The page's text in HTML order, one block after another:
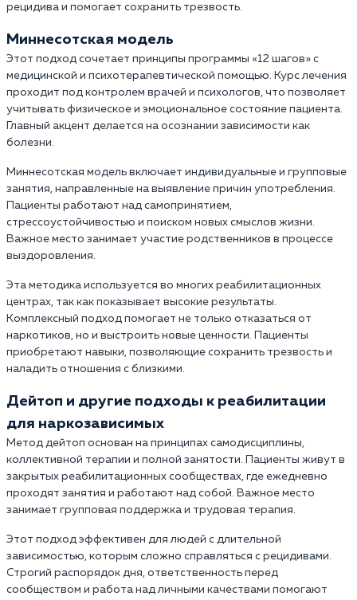
рецидива и помогает сохранить трезвость.
Миннесотская модель
Этот подход сочетает принципы программы «12 шагов» с
медицинской и психотерапевтической помощью. Курс лечения
проходит под контролем врачей и психологов, что позволяет
учитывать физическое и эмоциональное состояние пациента.
Главный акцент делается на осознании зависимости как
болезни.
Миннесотская модель включает индивидуальные и групповые
занятия, направленные на выявление причин употребления.
Пациенты работают над самопринятием,
стрессоустойчивостью и поиском новых смыслов жизни.
Важное место занимает участие родственников в процессе
выздоровления.
Эта методика используется во многих реабилитационных
центрах, так как показывает высокие результаты.
Комплексный подход помогает не только отказаться от
наркотиков, но и выстроить новые ценности. Пациенты
приобретают навыки, позволяющие сохранить трезвость и
наладить отношения с близкими.
Дейтоп и другие подходы к реабилитации
для наркозависимых
Метод дейтоп основан на принципах самодисциплины,
коллективной терапии и полной занятости. Пациенты живут в
закрытых реабилитационных сообществах, где ежедневно
проходят занятия и работают над собой. Важное место
занимает групповая поддержка и трудовая терапия.
Этот подход эффективен для людей с длительной
зависимостью, которым сложно справляться с рецидивами.
Строгий распорядок дня, ответственность перед
сообществом и работа над личными качествами помогают